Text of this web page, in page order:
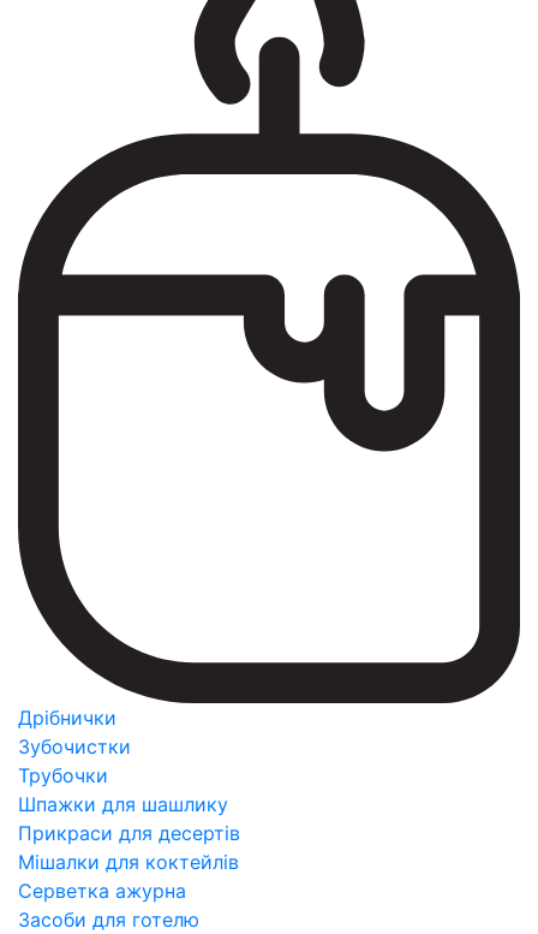
Дрібнички
Зубочистки
Трубочки
Шпажки для шашлику
Прикраси для десертів
Мішалки для коктейлів
Серветка ажурна
Засоби для готелю